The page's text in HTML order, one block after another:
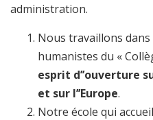
administration.
Nous travaillons
humanistes du «
esprit d’’ouverture
et sur l’’Europe.
Notre école qui